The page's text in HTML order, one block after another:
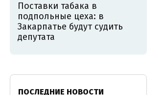
Поставки табака в
подпольные цеха: в
Закарпатье будут судить
депутата
ПОСЛЕДНИЕ НОВОСТИ